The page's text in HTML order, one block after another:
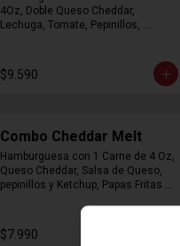
4Oz, Doble Queso Cheddar,
Lechuga, Tomate, Pepinillos,
$9.590
Combo Cheddar Melt
Hamburguesa con 1 Carne de 4 Oz,
Queso Cheddar, Salsa de Queso,
pepinillos y Ketchup, Papas Fritas
$7.990